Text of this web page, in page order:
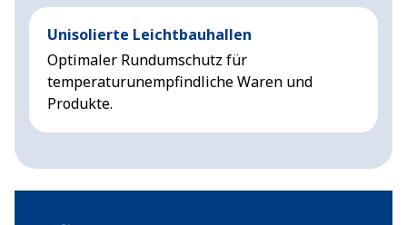
Unisolierte Leichtbauhallen
Optimaler Rundumschutz für
temperaturunempfindliche Waren und
Produkte.